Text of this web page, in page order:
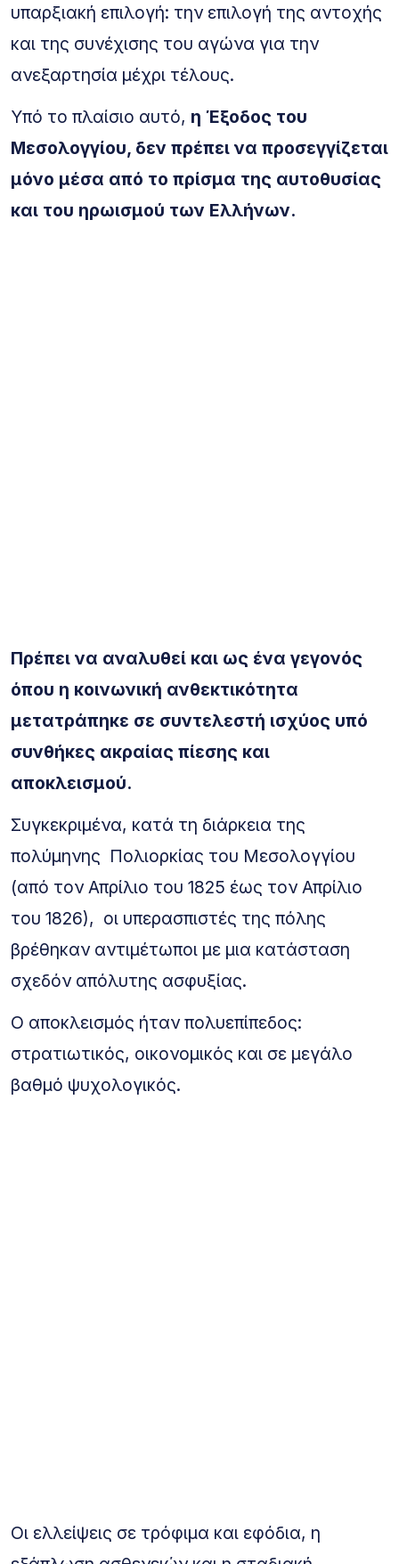
υπαρξιακή επιλογή: την επιλογή της αντοχής
και της συνέχισης του αγώνα για την
ανεξαρτησία μέχρι τέλους.
Υπό το πλαίσιο αυτό, η Έξοδος του
Μεσολογγίου, δεν πρέπει να προσεγγίζεται
μόνο μέσα από το πρίσμα της αυτοθυσίας
και του ηρωισμού των Ελλήνων.
Πρέπει να αναλυθεί και ως ένα γεγονός
όπου η κοινωνική ανθεκτικότητα
μετατράπηκε σε συντελεστή ισχύος υπό
συνθήκες ακραίας πίεσης και
αποκλεισμού.
Συγκεκριμένα, κατά τη διάρκεια της
πολύμηνης Πολιορκίας του Μεσολογγίου
(από τον Απρίλιο του 1825 έως τον Απρίλιο
του 1826), οι υπερασπιστές της πόλης
βρέθηκαν αντιμέτωποι με μια κατάσταση
σχεδόν απόλυτης ασφυξίας.
Ο αποκλεισμός ήταν πολυεπίπεδος:
στρατιωτικός, οικονομικός και σε μεγάλο
βαθμό ψυχολογικός.
Οι ελλείψεις σε τρόφιμα και εφόδια, η